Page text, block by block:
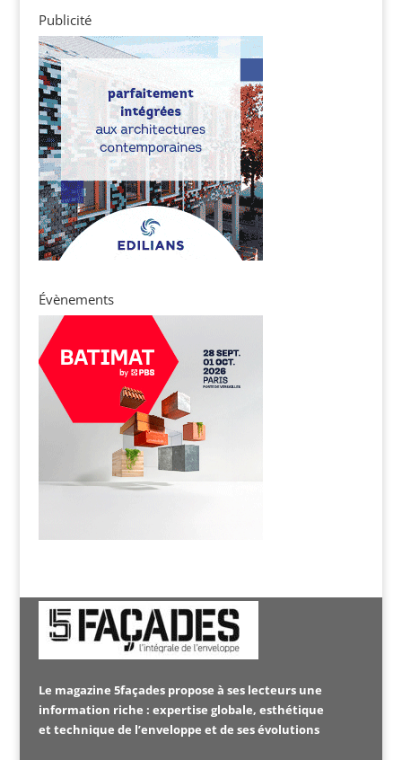
Publicité
Évènements
Le magazine 5façades propose à ses lecteurs une
information riche : expertise globale, esthétique
et technique de l’enveloppe et de ses évolutions